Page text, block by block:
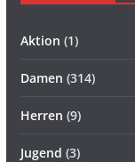
Aktion (1)
Damen (314)
Herren (9)
Jugend (3)